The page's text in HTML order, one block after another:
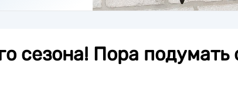
сезона! Пора подумать